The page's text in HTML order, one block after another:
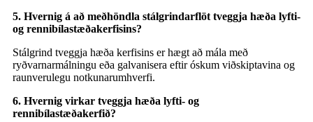
5. Hvernig á að meðhöndla stálgrindarflöt tveggja hæða lyfti-
og rennibílastæðakerfisins?
Stálgrind tveggja hæða kerfisins er hægt að mála með
ryðvarnarmálningu eða galvanisera eftir óskum viðskiptavina og
raunverulegu notkunarumhverfi.
6. Hvernig virkar tveggja hæða lyfti- og
rennibílastæðakerfið?